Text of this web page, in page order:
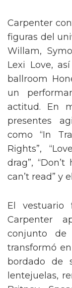
Carpenter
figuras del
Willam,
Lexi Love,
ballroom
un
actitud. En
presentes
como “In
Rights”,
drag”,
can’t read” y
El vestuario
Carpenter
conjunto
transformó
bordado de
lentejuelas,